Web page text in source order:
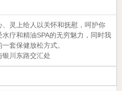
、灵上给人以关怀和抚慰，呵护你
疗和精油SPA的无穷魅力，同时我
套保健放松方式。
川东路交汇处